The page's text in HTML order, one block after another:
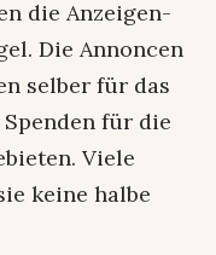
die Anzeigen-
Die Annoncen
selber für das
für die
Viele
keine halbe